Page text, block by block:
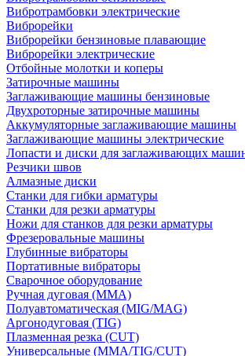
Вибротрамбовки электрические
Виброрейки
Виброрейки бензиновые плавающие
Виброрейки электрические
Отбойные молотки и коперы
Затирочные машины
Заглаживающие машины бензиновые
Двухроторные затирочные машины
Аккумуляторные заглаживающие машины
Заглаживающие машины электрические
Лопасти и диски для заглаживающих
Резчики швов
Алмазные диски
Станки для гибки арматуры
Станки для резки арматуры
Ножи для станков для резки арматуры
Фрезеровальные машины
Глубинные вибраторы
Портативные вибраторы
Сварочное оборудование
Ручная дуговая (MMA)
Полуавтоматическая (MIG/MAG)
Аргонодуговая (TIG)
Плазменная резка (CUT)
Универсальные (MMA/TIG/CUT)